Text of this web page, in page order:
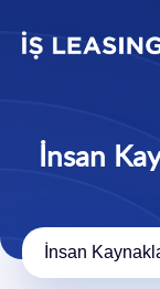
İnsan
İnsan